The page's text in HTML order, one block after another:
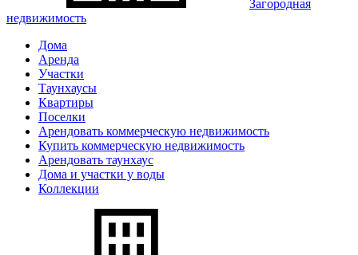
Загородная
недвижимость
Дома
Аренда
Участки
Таунхаусы
Квартиры
Поселки
Арендовать коммерческую недвижимость
Купить коммерческую недвижимость
Арендовать таунхаус
Дома и участки у воды
Коллекции